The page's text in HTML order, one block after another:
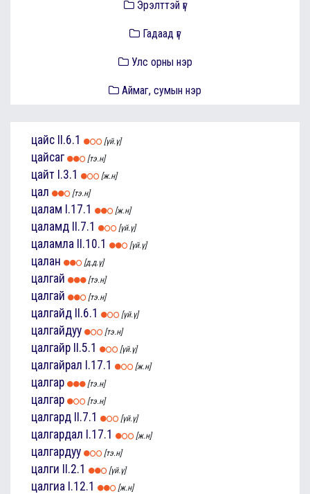
Эрэлттэй үг
Гадаад үг
Улс орны нэр
Аймаг, сумын нэр
цайс II.6.1 [үй.ү]
цайсаг [тэ.н]
цайт I.3.1 [ж.н]
цал [тэ.н]
цалам I.17.1 [ж.н]
цаламд II.7.1 [үй.ү]
цаламла II.10.1 [үй.ү]
цалан [д.д.ү]
цалгай [тэ.н]
цалгай [тэ.н]
цалгайд II.6.1 [үй.ү]
цалгайдуу [тэ.н]
цалгайр II.5.1 [үй.ү]
цалгайрал I.17.1 [ж.н]
цалгар [тэ.н]
цалгар [тэ.н]
цалгард II.7.1 [үй.ү]
цалгардал I.17.1 [ж.н]
цалгардуу [тэ.н]
цалги II.2.1 [үй.ү]
цалгиа I.12.1 [ж.н]